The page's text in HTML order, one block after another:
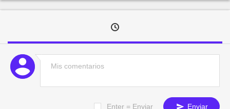
Enter = Enviar Enviar